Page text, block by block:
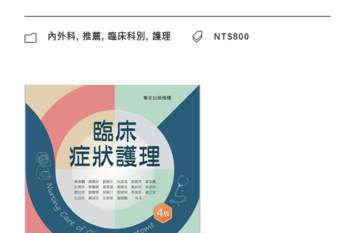
內外科, 推薦, 臨床科別 , 護理 NT$800